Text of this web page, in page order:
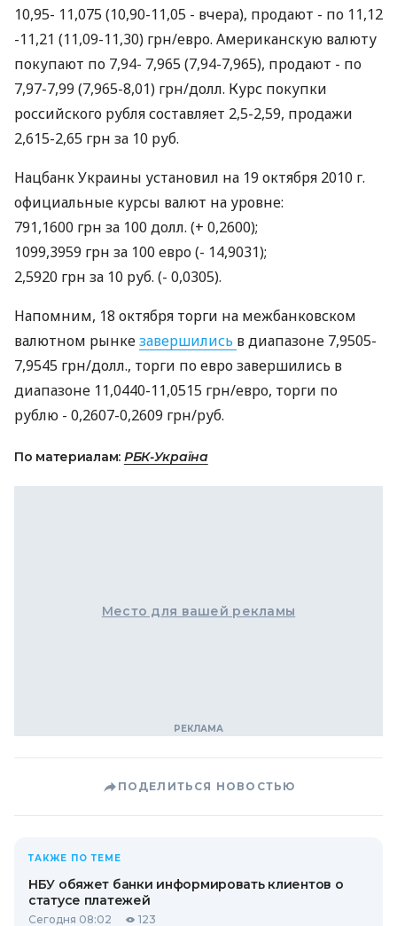
10,95- 11,075 (10,90-11,05 - вчера), продают - по 11,12
-11,21 (11,09-11,30) грн/евро. Американскую валюту
покупают по 7,94- 7,965 (7,94-7,965), продают - по
7,97-7,99 (7,965-8,01) грн/долл. Курс покупки
российского рубля составляет 2,5-2,59, продажи
2,615-2,65 грн за 10 руб.
Нацбанк Украины установил на 19 октября 2010 г.
официальные курсы валют на уровне:
791,1600 грн за 100 долл. (+ 0,2600);
1099,3959 грн за 100 евро (- 14,9031);
2,5920 грн за 10 руб. (- 0,0305).
Напомним, 18 октября торги на межбанковском
валютном рынкезавершились в диапазоне 7,9505-
7,9545 грн/долл., торги по евро завершились в
диапазоне 11,0440-11,0515 грн/евро, торги по
рублю - 0,2607-0,2609 грн/руб.
По материалам: РБК-Україна
Место для вашей рекламы
ПОДЕЛИТЬСЯ НОВОСТЬЮ
ТАКЖЕ ПО ТЕМЕ
НБУ обяжет банки информировать клиентов о
статусе платежей
Сегодня 08:02 123